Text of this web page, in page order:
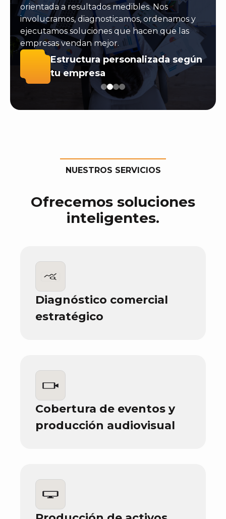
orientada a resultados medibles. Nos
involucramos, diagnosticamos, ordenamos y
ejecutamos soluciones que hacen que las
empresas vendan mejor.
Estructura personalizada según
tu empresa
NUESTROS SERVICIOS
Ofrecemos soluciones
inteligentes.
Diagnóstico comercial
estratégico
Cobertura de eventos y
producción audiovisual